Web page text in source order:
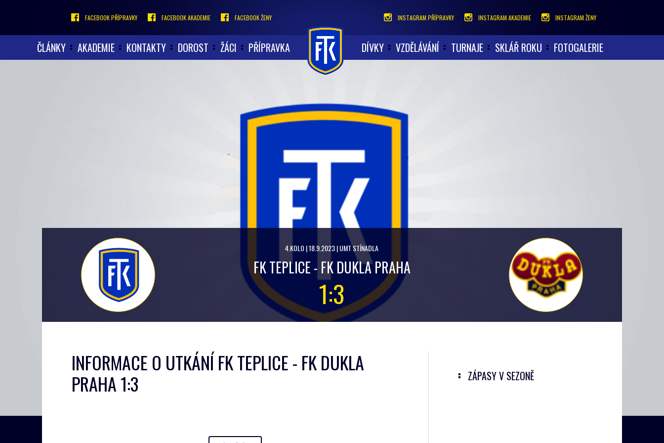
FACEBOOK PŘÍPRAVKY FACEBOOK AKADEMIE FACEBOOK ŽENY INSTAGRAM PŘÍPRAVKY INSTAGRAM AKADEMIE INSTAGRAM ŽENY
ČLÁNKY AKADEMIE KONTAKTY DOROST ŽÁCI PŘÍPRAVKA DÍVKY VZDĚLÁVÁNÍ TURNAJE SKLÁŘ ROKU FOTOGALERIE
4.KOLO | 18.9.2023 | UMT STÍNADLA
FK TEPLICE - FK DUKLA PRAHA
1:3
INFORMACE O UTKÁNÍ FK TEPLICE - FK DUKLA
PRAHA 1:3
ZÁPASY V SEZONĚ